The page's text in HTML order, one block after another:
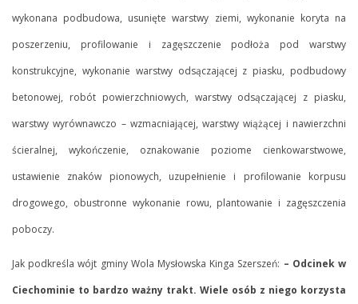
wykonana podbudowa, usunięte warstwy ziemi, wykonanie koryta na
poszerzeniu, profilowanie i zagęszczenie podłoża pod warstwy
konstrukcyjne, wykonanie warstwy odsączającej z piasku, podbudowy
betonowej, robót powierzchniowych, warstwy odsączającej z piasku,
warstwy wyrównawczo – wzmacniającej, warstwy wiążącej i nawierzchni
ścieralnej, wykończenie, oznakowanie poziome cienkowarstwowe,
ustawienie znaków pionowych, uzupełnienie i profilowanie korpusu
drogowego, obustronne wykonanie rowu, plantowanie i zagęszczenia
poboczy.
Jak podkreśla wójt gminy Wola Mysłowska Kinga Szerszeń: – Odcinek w
Ciechominie to bardzo ważny trakt. Wiele osób z niego korzysta